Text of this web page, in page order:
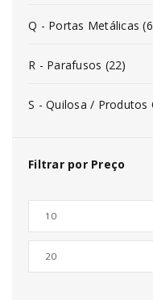
Q - Portas Metálicas
R - Parafusos (22)
S - Quilosa / Produtos
Filtrar por Preço